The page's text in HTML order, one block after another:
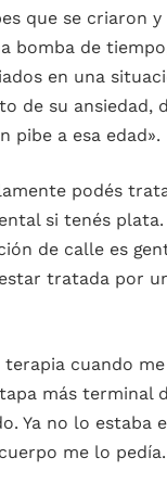
que se criaron
bomba de
en una
de su ansiedad,
pibe a esa edad».
podés
si tenés
de calle es
tratada por
terapia cuando
más terminal
Ya no lo estaba
me lo